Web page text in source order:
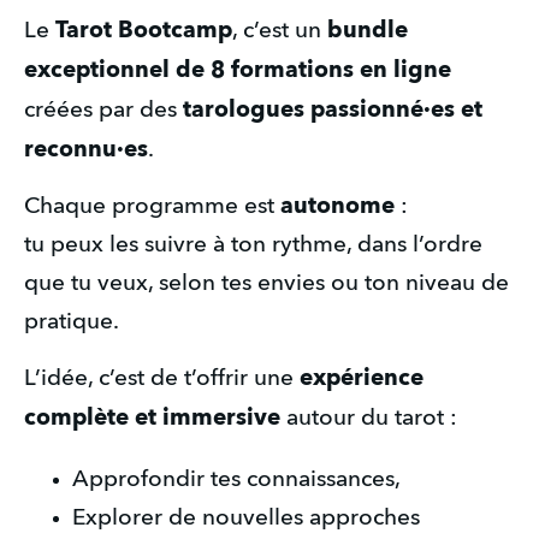
Le Tarot Bootcamp, c’est un bundle
exceptionnel de 8 formations en ligne
créées par des tarologues passionné·es et
reconnu·es.
Chaque programme est autonome :
tu peux les suivre à ton rythme, dans l’ordre
que tu veux, selon tes envies ou ton niveau de
pratique.
L’idée, c’est de t’offrir une expérience
complète et immersive autour du tarot :
Approfondir tes connaissances,
Explorer de nouvelles approches